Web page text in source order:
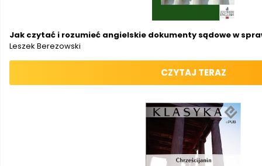
Jak czytać i rozumieć angielskie dokumenty sądowe w
Leszek Berezowski
CZYTAJ TERAZ